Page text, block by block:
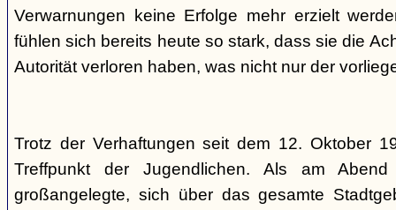
Verwarnungen keine Erfolge mehr erzielt
fühlen sich bereits heute so stark, dass sie die
Autorität verloren haben, was nicht nur der
Trotz der Verhaftungen seit dem 12. Oktober
Treffpunkt der Jugendlichen. Als am
großangelegte, sich über das gesamte